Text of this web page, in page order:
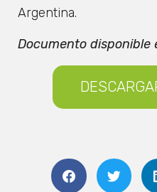
Argentina.
Documento disponible